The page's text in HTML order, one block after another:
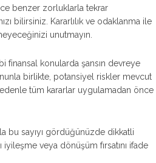
benzer zorluklarla tekrar
bilirsiniz. Kararlılık ve odaklanma ile
unutmayın.
finansal konularda şansın devreye
birlikte, potansiyel riskler mevcut
tüm kararlar uygulamadan önce
bu sayıyı gördüğünüzde dikkatli
iyileşme veya dönüşüm fırsatını ifade